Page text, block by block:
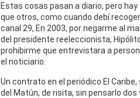
Estas cosas pasan a diario, pero
que otros, como cuando debí
canal 29, En 2003, por negarme al
del presidente reeleccionista,
prohibirme que entrevistara a
el noticiario.
Un contrato en el periódico El
del Matún, de risita, sin pensarlo dos